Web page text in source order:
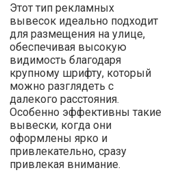
Этот тип рекламных
вывесок идеально подходит
для размещения на улице,
обеспечивая высокую
видимость благодаря
крупному шрифту, который
можно разглядеть с
далекого расстояния.
Особенно эффективны такие
вывески, когда они
оформлены ярко и
привлекательно, сразу
привлекая внимание.